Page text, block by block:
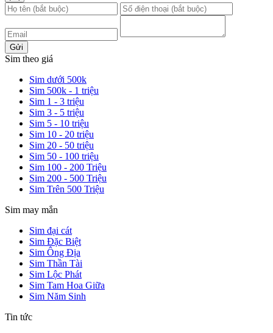
Gửi
Sim theo giá
Sim dưới 500k
Sim 500k - 1 triệu
Sim 1 - 3 triệu
Sim 3 - 5 triệu
Sim 5 - 10 triệu
Sim 10 - 20 triệu
Sim 20 - 50 triệu
Sim 50 - 100 triệu
Sim 100 - 200 Triệu
Sim 200 - 500 Triệu
Sim Trên 500 Triệu
Sim may mắn
Sim đại cát
Sim Đặc Biệt
Sim Ông Địa
Sim Thần Tài
Sim Lộc Phát
Sim Tam Hoa Giữa
Sim Năm Sinh
Tin tức